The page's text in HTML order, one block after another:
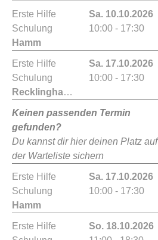
Erste Hilfe
Schulung
Hamm
Sa. 10.10.2026
10:00 - 17:30
Erste Hilfe
Schulung
Recklinghausen
Sa. 17.10.2026
10:00 - 17:30
Keinen passenden Termin
gefunden?
Du kannst dir hier deinen Platz auf
der Warteliste sichern
Erste Hilfe
Schulung
Hamm
Sa. 17.10.2026
10:00 - 17:30
Erste Hilfe
So. 18.10.2026